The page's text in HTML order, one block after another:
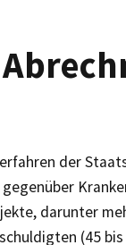
der
darunter
(45